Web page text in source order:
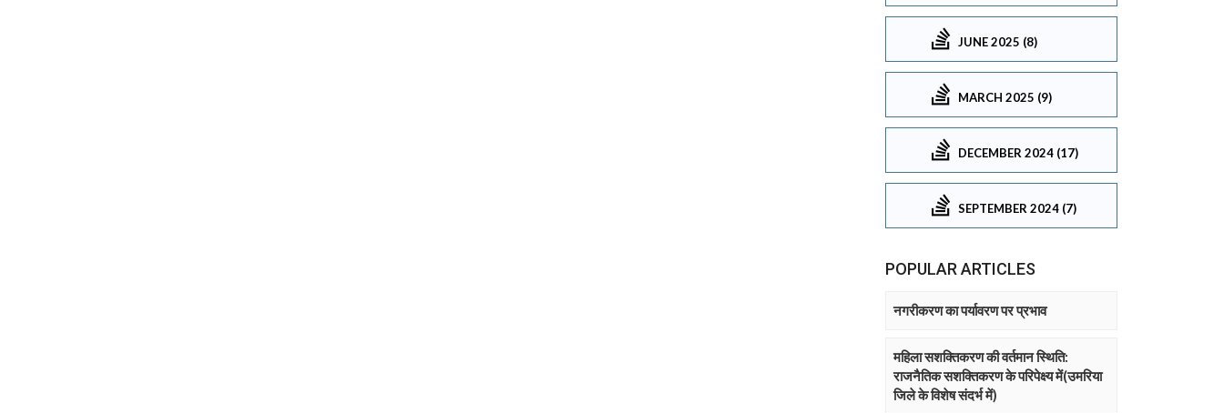
JUNE 2025 (8)
MARCH 2025 (9)
DECEMBER 2024 (17)
SEPTEMBER 2024 (7)
POPULAR ARTICLES
नगरीकरण का पर्यावरण पर प्रभाव
महिला सशक्तिकरण की वर्तमान स्थिति:
राजनैतिक सशक्तिकरण के परिपेक्ष्य में(उमरिया
जिले के विशेष संदर्भ में)